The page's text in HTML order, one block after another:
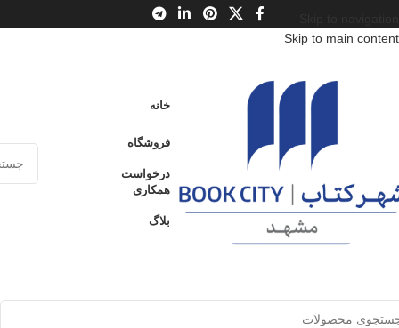
Skip to main content
خانه
فروشگاه
درخواست
همکاری
بلاگ